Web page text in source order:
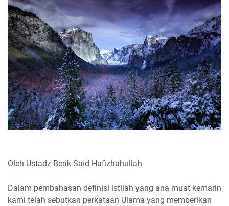
Oleh Ustadz Berik Said Hafizhahullah
Dalam pembahasan definisi istilah yang ana muat kemarin
kami telah sebutkan perkataan Ulama yang memberikan